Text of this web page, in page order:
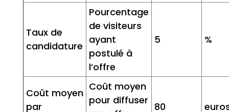
Taux de
candidature
Pourcentage
de visiteurs
ayant
postulé à
l’offre
5 %
Coût moyen
par
Coût moyen
pour diffuser
80